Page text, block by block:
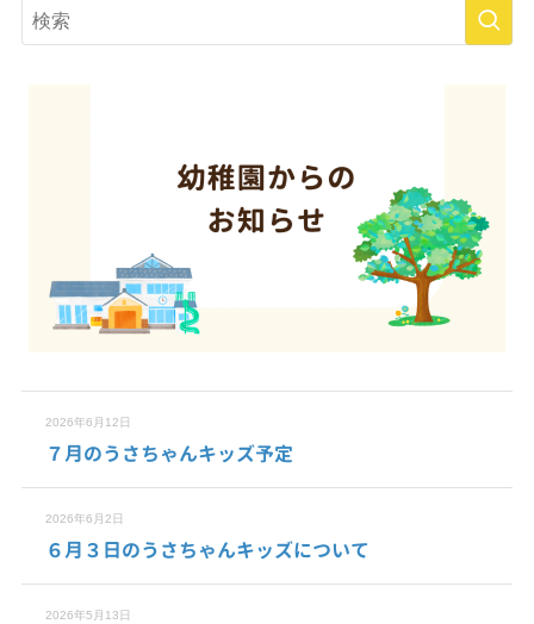
2026年6月12日
７月のうさちゃんキッズ予定
2026年6月2日
６月３日のうさちゃんキッズについて
2026年5月13日